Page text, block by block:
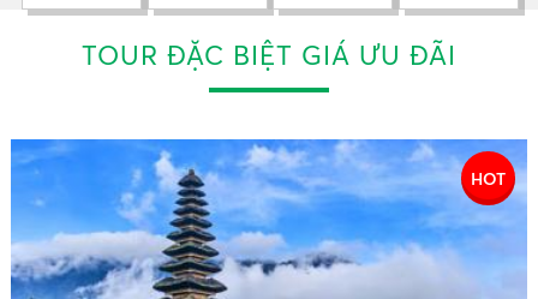
TOUR ĐẶC BIỆT GIÁ ƯU ĐÃI
HOT